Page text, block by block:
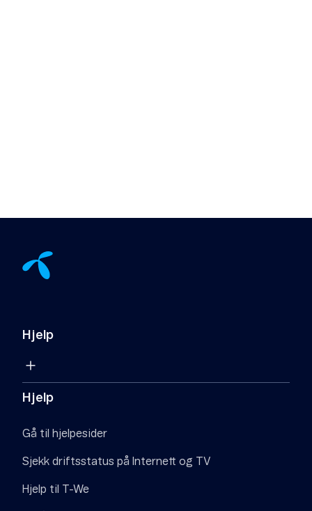
Hjelp
Hjelp
Gå til hjelpesider
Sjekk driftsstatus på Internett og TV
Hjelp til T-We